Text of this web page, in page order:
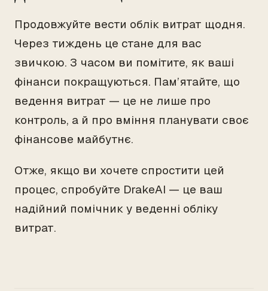
Продовжуйте вести облік витрат щодня.
Через тиждень це стане для вас
звичкою. З часом ви помітите, як ваші
фінанси покращуються. Пам’ятайте, що
ведення витрат — це не лише про
контроль, а й про вміння планувати своє
фінансове майбутнє.
Отже, якщо ви хочете спростити цей
процес, спробуйте DrakeAI — це ваш
надійний помічник у веденні обліку
витрат.